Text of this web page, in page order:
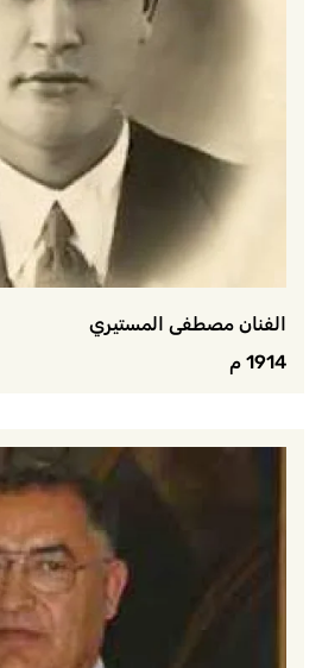
الفنان مصطفى المستيري
1914 م